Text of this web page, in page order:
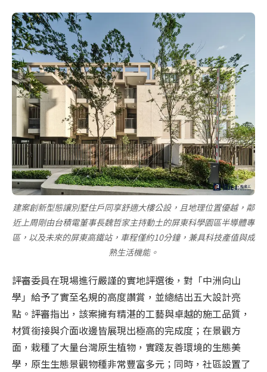
建案創新型態讓別墅住戶同享舒適大樓公設，且地理位置優越，鄰
近上周剛由台積電董事長魏哲家主持動土的屏東科學園區半導體專
區，以及未來的屏東高鐵站，車程僅約10分鐘，兼具科技產值與成
熟生活機能。
評審委員在現場進行嚴謹的實地評選後，對「中洲向山
學」給予了實至名規的高度讚賞，並總結出五大設計亮
點。評審指出，該案擁有精湛的工藝與卓越的施工品質，
材質銜接與介面收邊皆展現出極高的完成度；在景觀方
面，栽種了大量台灣原生植物，實踐友善環境的生態美
學，原生生態景觀物種非常豐富多元；同時，社區設置了